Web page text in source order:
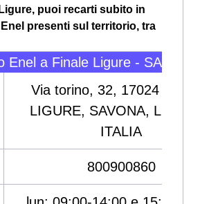
puoi recarti subito in
presenti sul territorio, tra
Enel a Finale Ligure - SAM
Via torino, 32, 17024
LIGURE, SAVONA,
ITALIA
800900860